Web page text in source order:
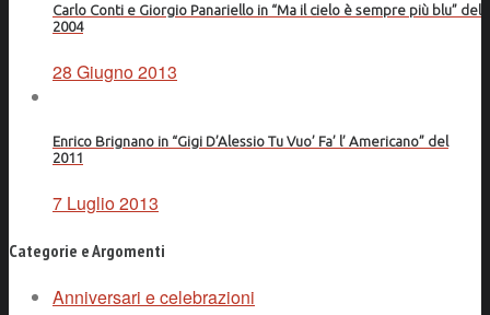
Carlo Conti e Giorgio Panariello in “Ma il cielo è sempre più blu” del
2004
28 Giugno 2013
Enrico Brignano in “Gigi D’Alessio Tu Vuo’ Fa’ l’ Americano” del
2011
7 Luglio 2013
Categorie e Argomenti
Anniversari e celebrazioni